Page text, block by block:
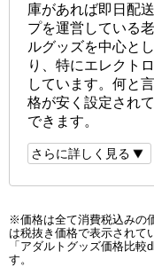
庫があれば即日配
プを運営している
ルグッズを中心と
り、特にエレクト
しています。何と
格が安く設定され
できます。
さらに詳しく見る
※価格は全て消費税込みの
は税抜き価格で表示されて
「アダルトグッズ価格比
す。